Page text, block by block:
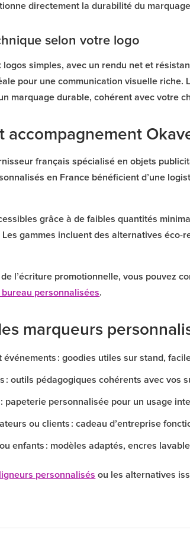
directement la durabilité du
selon votre logo
simples, avec un rendu net et
pour une communication visuelle riche.
marquage durable, cohérent avec votre
accompagnement
français spécialisé en objets
en France bénéficient d’une
grâce à de faibles quantités
gammes incluent des alternatives éco-
l’écriture promotionnelle, vous pouvez
personnalisées.
marqueurs
: goodies utiles sur stand,
: outils pédagogiques cohérents avec vos
papeterie personnalisée pour un usage
ou clients : cadeau d’entreprise
enfants : modèles adaptés, encres
personnalisés ou les alternatives